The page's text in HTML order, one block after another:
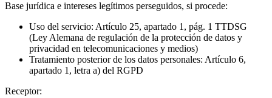
Base jurídica e intereses legítimos perseguidos, si procede:
Uso del servicio: Artículo 25, apartado 1, pág. 1 TTDSG
(Ley Alemana de regulación de la protección de datos y
privacidad en telecomunicaciones y medios)
Tratamiento posterior de los datos personales: Artículo 6,
apartado 1, letra a) del RGPD
Receptor: